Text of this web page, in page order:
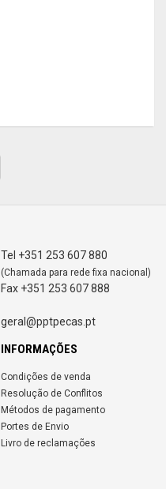
Tel +351 253 607 880
(Chamada para rede fixa nacional)
Fax +351 253 607 888
geral@pptpecas.pt
INFORMAÇÕES
Condições de venda
Resolução de Conflitos
Métodos de pagamento
Portes de Envio
Livro de reclamações